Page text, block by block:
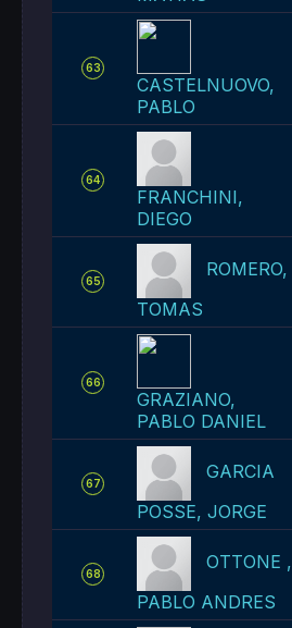
63
CASTELNUOVO,
PABLO
64
FRANCHINI,
DIEGO
65
ROMERO,
TOMAS
66
GRAZIANO,
PABLO DANIEL
67
GARCIA
POSSE, JORGE
68
OTTONE ,
PABLO ANDRES